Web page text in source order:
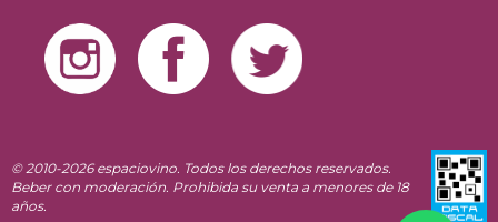
© 2010-2026 espaciovino. Todos los derechos reservados.
Beber con moderación. Prohibida su venta a menores de 18
años.